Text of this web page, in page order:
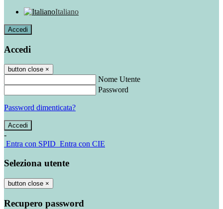
Italiano
Accedi
Accedi
button close ×
Nome Utente
Password
Password dimenticata?
-
Entra con SPID Entra con CIE
Seleziona utente
button close ×
Recupero password